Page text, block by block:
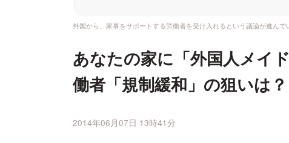
外国から、家事をサポートする労働者を受け入れるという議論が進んで
あなたの家に「外国人メイ
働者「規制緩和」の狙いは？
2014年06月07日 13時41分